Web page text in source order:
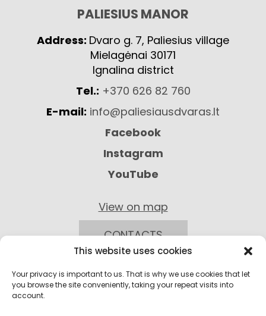
This website uses cookies
Your privacy is important to us. That is why we use cookies that let
you browse the site conveniently, taking your repeat visits into
account.
PALIESIUS MANOR
Address: Dvaro g. 7, Paliesius village
Mielagėnai 30171
Ignalina district
Tel.: +370 626 82 760
E-mail: info@paliesiausdvaras.lt
Facebook
Instagram
YouTube
View on map
CONTACTS